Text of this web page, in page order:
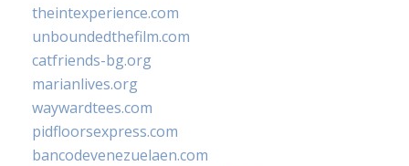
theintexperience.com
unboundedthefilm.com
catfriends-bg.org
marianlives.org
waywardtees.com
pidfloorsexpress.com
bancodevenezuelaen.com